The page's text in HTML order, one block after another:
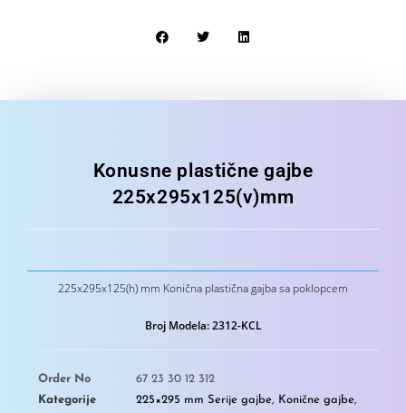
Konusne plastične gajbe
225x295x125(v)mm
225x295x125(h) mm Konična plastična gajba sa poklopcem
Broj Modela: 2312-KCL
Order No
67 23 30 12 312
Kategorije
225×295 mm Serije gajbe, Konične gajbe,